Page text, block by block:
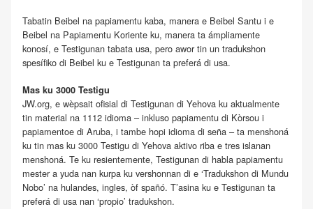
Tabatin Beibel na papiamentu kaba, manera e Beibel Santu i e
Beibel na Papiamentu Koriente ku, manera ta ámpliamente
konosí, e Testigunan tabata usa, pero awor tin un tradukshon
spesífiko di Beibel ku e Testigunan ta preferá di usa.
Mas ku 3000 Testigu
JW.org, e wèpsait ofisial di Testigunan di Yehova ku aktualmente
tin material na 1112 idioma – inkluso papiamentu di Kòrsou i
papiamentoe di Aruba, i tambe hopi idioma di seña – ta menshoná
ku tin mas ku 3000 Testigu di Yehova aktivo riba e tres islanan
menshoná. Te ku resientemente, Testigunan di habla papiamentu
mester a yuda nan kurpa ku vershonnan di e ‘Tradukshon di Mundu
Nobo’ na hulandes, ingles, òf spañó. T’asina ku e Testigunan ta
preferá di usa nan ‘propio’ tradukshon.